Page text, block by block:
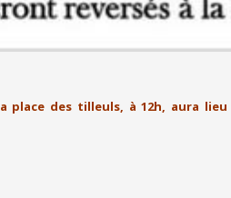
place des tilleuls, à 12h, aura